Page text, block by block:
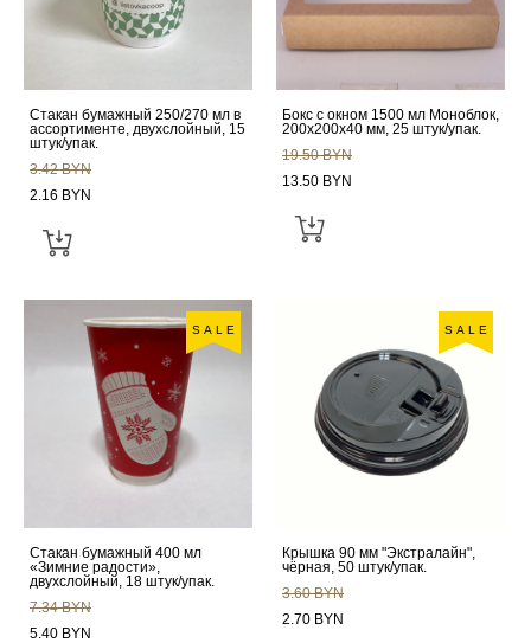
Стакан бумажный 250/270 мл в
ассортименте, двухслойный, 15
штук/упак.
3.42 BYN
2.16 BYN
Бокс с окном 1500 мл Моноблок,
200х200х40 мм, 25 штук/упак.
19.50 BYN
13.50 BYN
SALE
Стакан бумажный 400 мл
«Зимние радости»,
двухслойный, 18 штук/упак.
7.34 BYN
5.40 BYN
SALE
Крышка 90 мм "Экстралайн",
чёрная, 50 штук/упак.
3.60 BYN
2.70 BYN